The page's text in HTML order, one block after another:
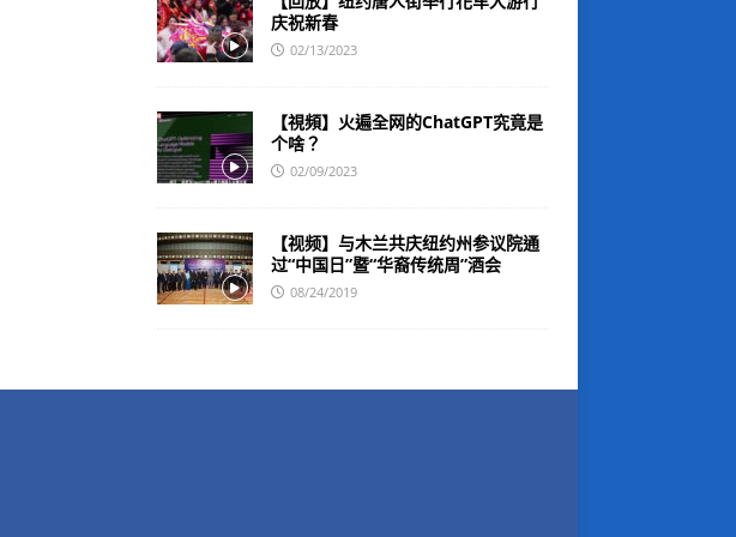
庆祝新春
02/13/2023
【視頻】火遍全网的ChatGPT究竟是
个啥？
02/09/2023
【视频】与木兰共庆纽约州参议院通
过“中国日”暨“华裔传统周”酒会
08/24/2019